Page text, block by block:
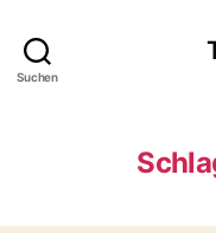
Suchen